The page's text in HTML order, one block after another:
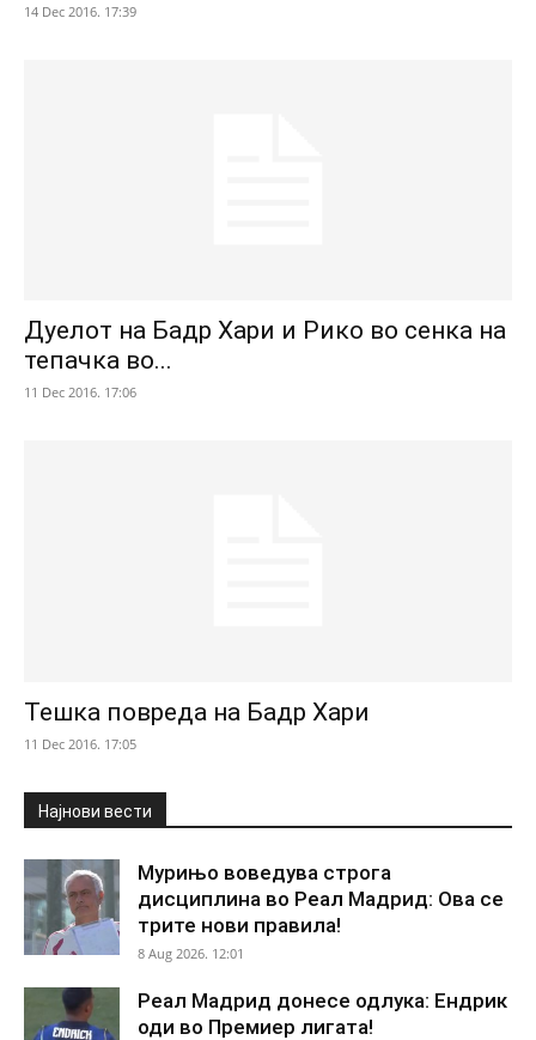
14 Dec 2016. 17:39
Дуелот на Бадр Хари и Рико во сенка на
тепачка во...
11 Dec 2016. 17:06
Тешка повреда на Бадр Хари
11 Dec 2016. 17:05
Најнови вести
Мурињо воведува строга
дисциплина во Реал Мадрид: Ова се
трите нови правила!
8 Aug 2026. 12:01
Реал Мадрид донесе одлука: Ендрик
оди во Премиер лигата!